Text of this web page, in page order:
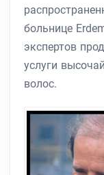
больнице
экспертов
услуги
волос.